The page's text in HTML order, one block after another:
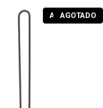
AGOTADO
AGOTADO